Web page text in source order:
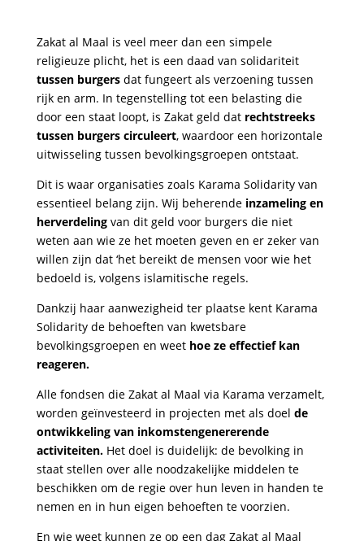
Zakat al Maal is veel meer dan een simpele
religieuze plicht, het is een daad van solidariteit
tussen burgersdat fungeert als verzoening tussen
rijk en arm. In tegenstelling tot een belasting die
door een staat loopt, is Zakat geld dat rechtstreeks
tussen burgers circuleert, waardoor een horizontale
uitwisseling tussen bevolkingsgroepen ontstaat.
Dit is waar organisaties zoals Karama Solidarity van
essentieel belang zijn. Wij beherende inzameling en
herverdelingvan dit geld voor burgers die niet
weten aan wie ze het moeten geven en er zeker van
willen zijn dat ‘het bereikt de mensen voor wie het
bedoeld is, volgens islamitische regels.
Dankzij haar aanwezigheid ter plaatse kent Karama
Solidarity de behoeften van kwetsbare
bevolkingsgroepen en weethoe ze effectief kan
reageren.
Alle fondsen die Zakat al Maal via Karama verzamelt,
worden geïnvesteerd in projecten met als doel de
ontwikkeling van inkomstengenererende
activiteiten.Het doel is duidelijk: de bevolking in
staat stellen over alle noodzakelijke middelen te
beschikken om de regie over hun leven in handen te
nemen en in hun eigen behoeften te voorzien.
En wie weet kunnen ze op een dag Zakat al Maal